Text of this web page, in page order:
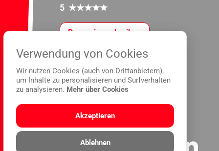
5 ★★★★★
Rezension schreiben
Verwendung von Cookies
Wir nutzen Cookies (auch von Drittanbietern),
um Inhalte zu personalisieren und Surfverhalten
zu analysieren. Mehr über Cookies
Akzeptieren
Ablehnen